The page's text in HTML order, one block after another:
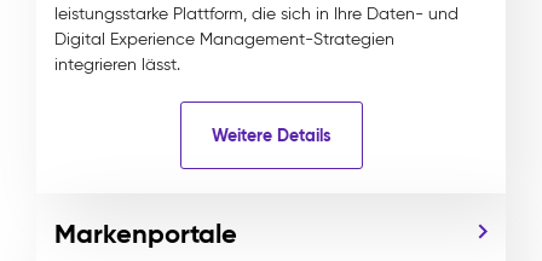
leistungsstarke Plattform, die sich in Ihre Daten- und
Digital Experience Management-Strategien
integrieren lässt.
Weitere Details
Markenportale